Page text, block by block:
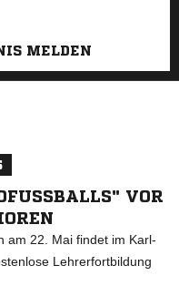
MELDEN
VOR P
am 22. Mai findet im Karl-
Lehrerfortbildung